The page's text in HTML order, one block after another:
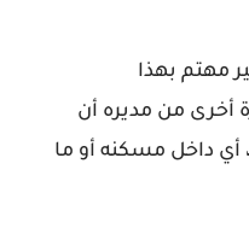
مهتم بهذا
من مديره أن
أي داخل مسكنه أو ما